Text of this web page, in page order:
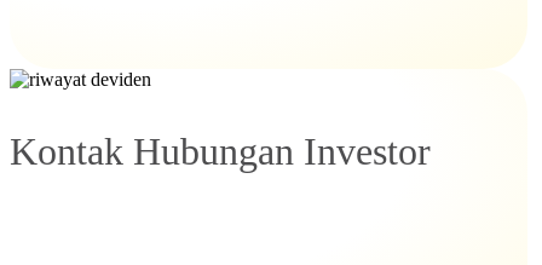
Kontak Hubungan Investor